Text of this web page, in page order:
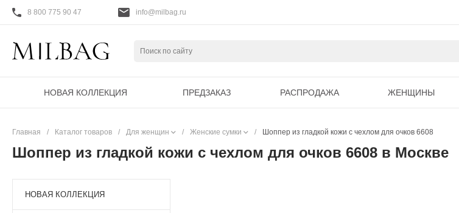
8 800 775 90 47 info@milbag.ru
НОВАЯ КОЛЛЕКЦИЯ ПРЕДЗАКАЗ РАСПРОДАЖА ЖЕНЩИНЫ
Главная / Каталог товаров / Для женщин / Женские сумки / Шоппер из гладкой кожи с чехлом для очков 6608
Шоппер из гладкой кожи с чехлом для очков 6608 в Москве
НОВАЯ КОЛЛЕКЦИЯ